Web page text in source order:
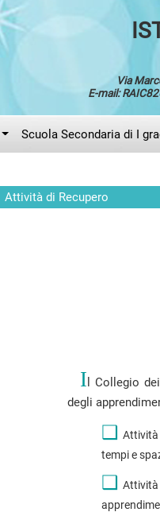
Via
E-mail:
Scuola Secondaria di I
Attività di Recupero
I l Collegio
degli
❑ Attività
tempi e
❑ Attività